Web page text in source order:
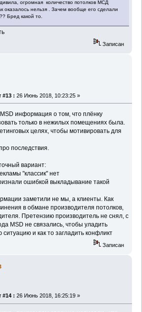
огромная количество потолков МСД
оказалось нельзя . Зачем вообще его сделали
Бред какой то.
Записан
#13 : 26 Июнь 2018, 10:23:25 »
информация о том, что плёнку
только в нежилых помещениях была.
целях, чтобы мотивировать для
последствия.
вариант:
"классик" нет
ошибкой выкладывание такой
заметили не мы, а клиенты. Как
в обмане производителя потолков,
Претензию производитель не снял, с
MSD не связались, чтобы уладить
и как то загладить конфликт
Записан
#14 : 26 Июнь 2018, 16:25:19 »